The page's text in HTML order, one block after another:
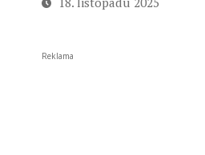
Reklama